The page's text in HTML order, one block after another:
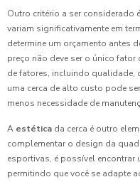
Outro critério a ser considerado
variam significativamente em
determine um orçamento antes
preço não deve ser o único
de fatores, incluindo
uma cerca de alto custo pode
menos necessidade de
A estética da cerca é outro
complementar o design da
esportivas, é possível encontrar
permitindo que você se adapte